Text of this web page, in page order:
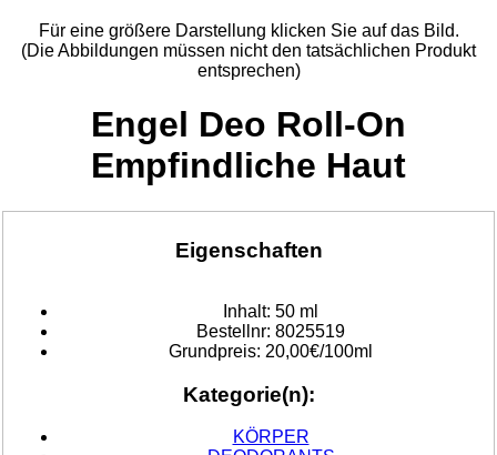
Für eine größere Darstellung klicken Sie auf das Bild.
(Die Abbildungen müssen nicht den tatsächlichen Produkt
entsprechen)
Engel Deo Roll-On
Empfindliche Haut
Eigenschaften
Inhalt: 50 ml
Bestellnr: 8025519
Grundpreis: 20,00€/100ml
Kategorie(n):
KÖRPER